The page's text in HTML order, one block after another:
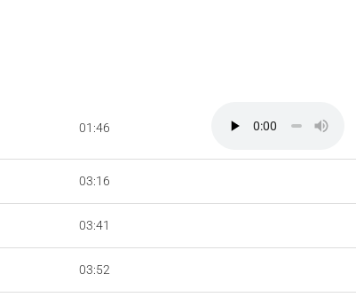
01:46
03:16
03:41
03:52